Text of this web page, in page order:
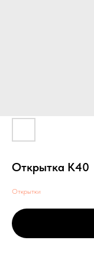
Открытка К40
Открытки